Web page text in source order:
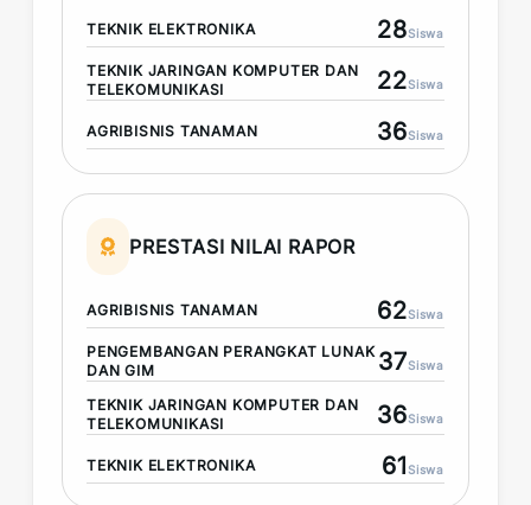
TEKNIK ELEKTRONIKA 28Siswa
TEKNIK JARINGAN KOMPUTER DAN
TELEKOMUNIKASI
22Siswa
AGRIBISNIS TANAMAN 36Siswa
PRESTASI NILAI RAPOR
AGRIBISNIS TANAMAN 62Siswa
PENGEMBANGAN PERANGKAT LUNAK
DAN GIM
37Siswa
TEKNIK JARINGAN KOMPUTER DAN
TELEKOMUNIKASI
36Siswa
TEKNIK ELEKTRONIKA 61Siswa